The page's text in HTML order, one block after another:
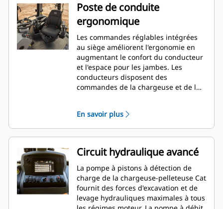
Poste de conduite
ergonomique
Les commandes réglables intégrées
au siège améliorent l'ergonomie en
augmentant le confort du conducteur
et l'espace pour les jambes. Les
conducteurs disposent des
commandes de la chargeuse et de la
rétro ou assis de biais pour une
meilleure visibilité. La direction à
vitesse variable réduit la fatigue du
conducteur dans des applications
comme le chargement de tombereaux
en réduisant le nombre de tours de
volant de direction requis pour faire
tourner la machine. Le frein de
stationnement actionné par ressort et
desserré par pression hydraulique
En savoir plus
Circuit hydraulique avancé
La pompe à pistons à détection de
charge de la chargeuse-pelleteuse Cat
fournit des forces d'excavation et de
levage hydrauliques maximales à tous